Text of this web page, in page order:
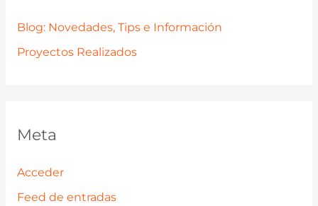
Blog: Novedades, Tips e Información
Proyectos Realizados
Meta
Acceder
Feed de entradas